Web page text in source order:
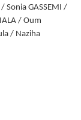
/ Sonia GASSEMI /
/ Oum
/ Naziha